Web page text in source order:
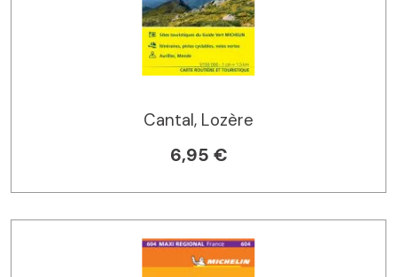
Cantal, Lozère
6,95 €